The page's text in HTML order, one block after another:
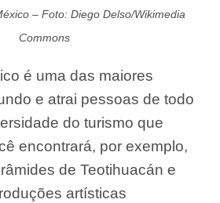
– Foto: Diego Delso/Wikimedia
Commons
é uma das maiores
e atrai pessoas de todo
do turismo que
encontrará, por exemplo,
de Teotihuacán e
artísticas